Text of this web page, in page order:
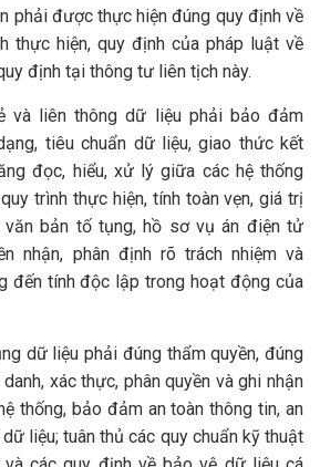
phải được thực hiện đúng quy định về
thực hiện, quy định của pháp luật về
định tại thông tư liên tịch này.
và liên thông dữ liệu phải bảo đảm
tiêu chuẩn dữ liệu, giao thức kết
đọc, hiểu, xử lý giữa các hệ thống
trình thực hiện, tính toàn vẹn, giá trị
bản tố tụng, hồ sơ vụ án điện tử
nhận, phân định rõ trách nhiệm và
đến tính độc lập trong hoạt động của
dữ liệu phải đúng thẩm quyền, đúng
xác thực, phân quyền và ghi nhận
thống, bảo đảm an toàn thông tin, an
liệu; tuân thủ các quy chuẩn kỹ thuật